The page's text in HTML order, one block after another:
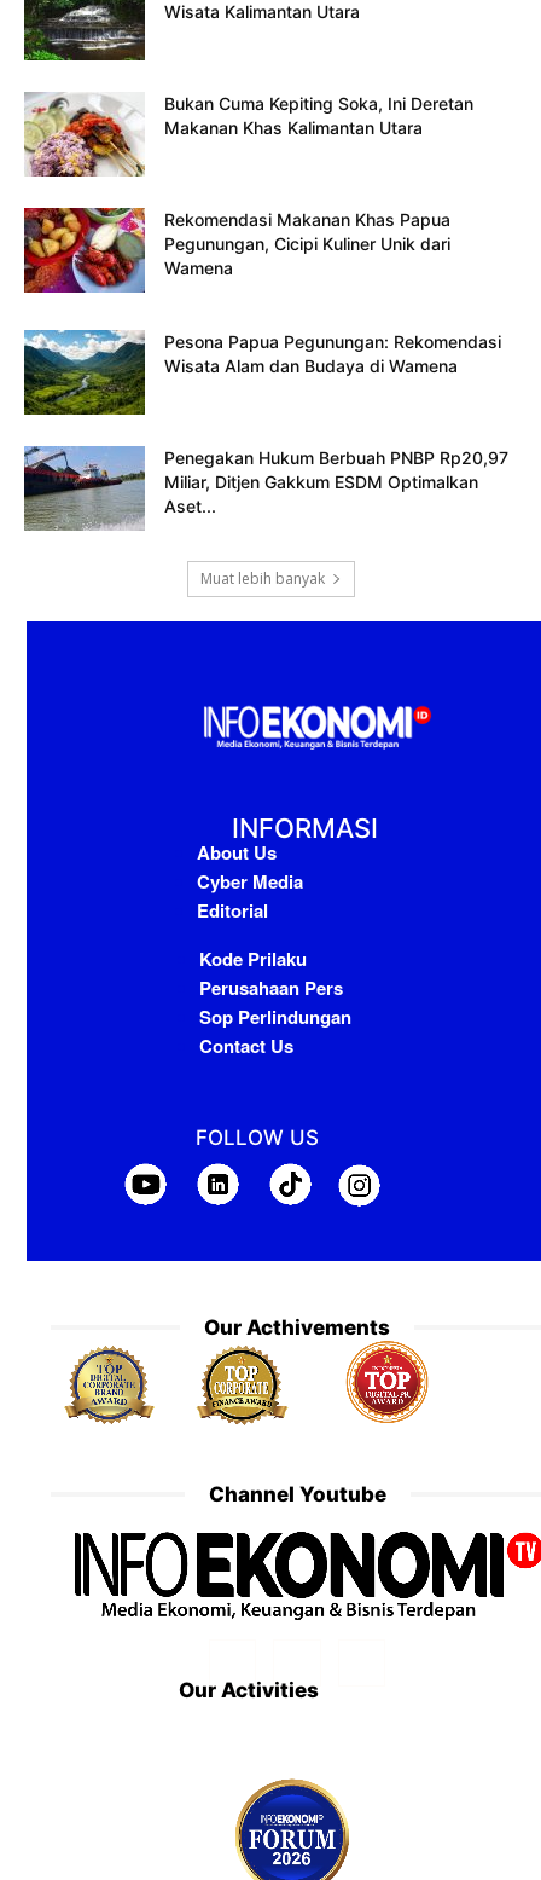
Wisata Kalimantan Utara
Bukan Cuma Kepiting Soka, Ini Deretan
Makanan Khas Kalimantan Utara
Rekomendasi Makanan Khas Papua
Pegunungan, Cicipi Kuliner Unik dari
Wamena
Pesona Papua Pegunungan: Rekomendasi
Wisata Alam dan Budaya di Wamena
Penegakan Hukum Berbuah PNBP Rp20,97
Miliar, Ditjen Gakkum ESDM Optimalkan
Aset...
Muat lebih banyak
INFORMASI
About Us
Cyber Media
Editorial
Kode Prilaku
Perusahaan Pers
Sop Perlindungan
Contact Us
FOLLOW US
Our Acthivements
Channel Youtube
Our Activities